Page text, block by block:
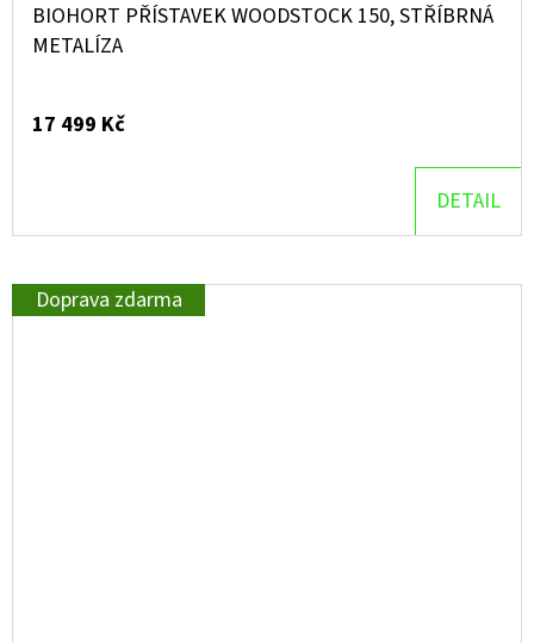
BIOHORT PŘÍSTAVEK WOODSTOCK 150, STŘÍBRNÁ
METALÍZA
17 499 Kč
DETAIL
Doprava zdarma